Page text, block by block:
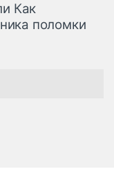
Как
поломки